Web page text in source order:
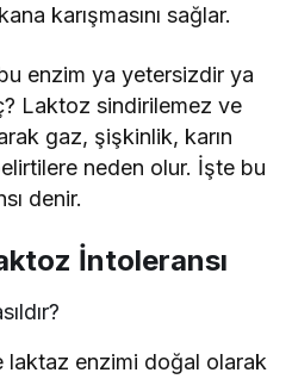
karışmasını sağlar.
enzim ya yetersizdir ya
Laktoz sindirilemez ve
gaz, şişkinlik, karın
neden olur. İşte bu
denir.
İntoleransı
laktaz enzimi doğal olarak